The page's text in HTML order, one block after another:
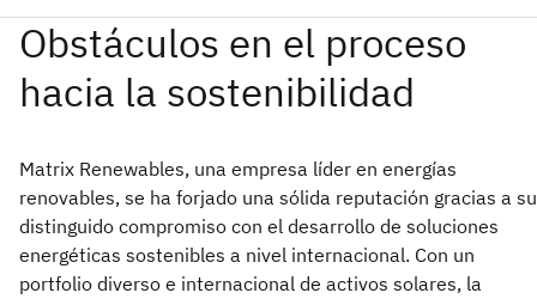
Matrix Renewables, una empresa líder en energías
renovables, se ha forjado una sólida reputación gracias a su
distinguido compromiso con el desarrollo de soluciones
energéticas sostenibles a nivel internacional. Con un
portfolio diverso e internacional de activos solares, la